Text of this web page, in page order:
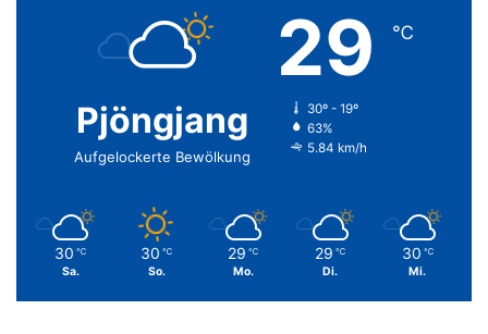
Pjöngjang
Aufgelockerte Bewölkung
29 ℃
30º - 19º
63%
5.84 km/h
30 ℃
Sa.
30 ℃
So.
29 ℃
Mo.
29 ℃
Di.
30 ℃
Mi.